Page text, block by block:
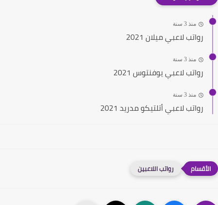
منذ 3 سنة
رواتب لاعبي ميلان 2021
منذ 3 سنة
رواتب لاعبي يوفنتوس 2021
منذ 3 سنة
رواتب لاعبي أتلتيكو مدريد 2021
رواتب اللاعبين